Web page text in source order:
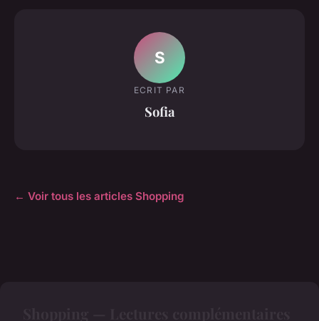
S
ECRIT PAR
Sofia
← Voir tous les articles Shopping